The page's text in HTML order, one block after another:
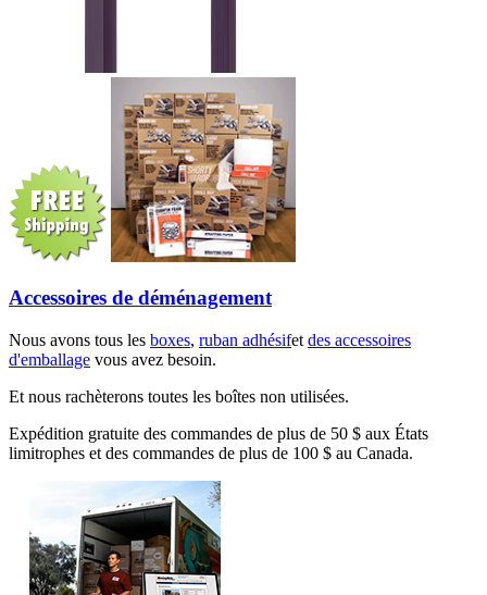
Accessoires de déménagement
Nous avons tous les boxes, ruban adhésifet des accessoires
d'emballage vous avez besoin.
Et nous rachèterons toutes les boîtes non utilisées.
Expédition gratuite des commandes de plus de 50 $ aux États
limitrophes et des commandes de plus de 100 $ au Canada.